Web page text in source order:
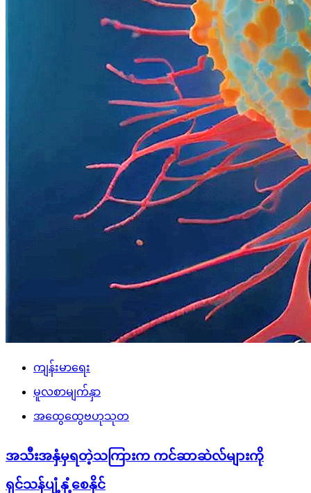
ကျန်းမာရေး
မူလစာမျက်နှာ
အထွေထွေဗဟုသုတ
အသီးအနှံမှရတဲ့သကြားက ကင်ဆာဆဲလ်များကို
ရှင်သန်ပျံ့နှံ့စေနိုင်